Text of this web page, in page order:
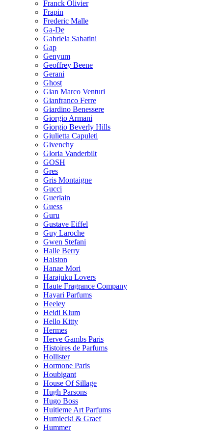
Franck Olivier
Frapin
Frederic Malle
Ga-De
Gabriela Sabatini
Gap
Genyum
Geoffrey Beene
Gerani
Ghost
Gian Marco Venturi
Gianfranco Ferre
Giardino Benessere
Giorgio Armani
Giorgio Beverly Hills
Giulietta Capuleti
Givenchy
Gloria Vanderbilt
GOSH
Gres
Gris Montaigne
Gucci
Guerlain
Guess
Guru
Gustave Eiffel
Guy Laroche
Gwen Stefani
Halle Berry
Halston
Hanae Mori
Harajuku Lovers
Haute Fragrance Company
Hayari Parfums
Heeley
Heidi Klum
Hello Kitty
Hermes
Herve Gambs Paris
Histoires de Parfums
Hollister
Hormone Paris
Houbigant
House Of Sillage
Hugh Parsons
Hugo Boss
Huitieme Art Parfums
Humiecki & Graef
Hummer